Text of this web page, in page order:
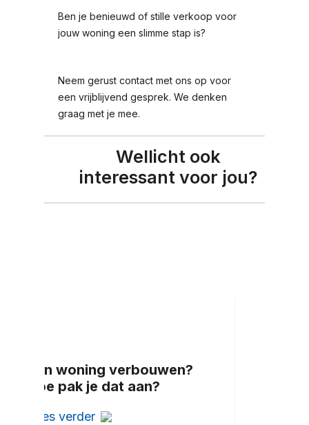
Ben je benieuwd of stille verkoop voor
jouw woning een slimme stap is?
Neem gerust contact met ons op voor
een vrijblijvend gesprek. We denken
graag met je mee.
Wellicht ook
interessant voor jou?
Een woning verbouwen?
Hoe pak je dat aan?
Lees verder